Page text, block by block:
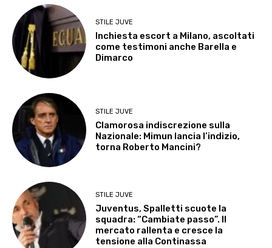
STILE JUVE
Inchiesta escort a Milano, ascoltati
come testimoni anche Barella e
Dimarco
STILE JUVE
Clamorosa indiscrezione sulla
Nazionale: Mimun lancia l’indizio,
torna Roberto Mancini?
STILE JUVE
Juventus, Spalletti scuote la
squadra: “Cambiate passo”. Il
mercato rallenta e cresce la
tensione alla Continassa